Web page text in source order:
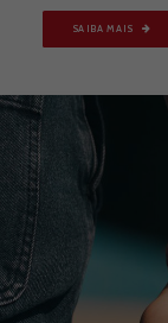
SAIBA MAIS